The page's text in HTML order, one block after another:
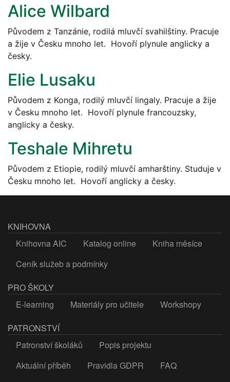
Alice Wilbard
Původem z Tanzánie, rodilá mluvčí svahilštiny. Pracuje
a žije v Česku mnoho let. Hovoří plynule anglicky a
česky.
Elie Lusaku
Původem z Konga, rodilý mluvčí lingaly. Pracuje a žije
v Česku mnoho let. Hovoří plynule francouzsky,
anglicky a česky.
Teshale Mihretu
Původem z Etiopie, rodilý mluvčí amharštiny. Studuje v
Česku mnoho let. Hovoří anglicky a česky.
KNIHOVNA
Knihovna AIC
Katalog online
Kniha měsíce
Ceník služeb a podmínky
PRO ŠKOLY
E-learning
Materiály pro učitele
Workshopy
PATRONSTVÍ
Patronství školáků
Popis projektu
Aktuální příběh
Pravidla GDPR
FAQ